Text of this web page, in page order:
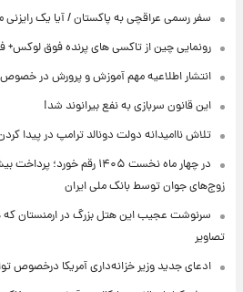
سفر رسمی عراقچی به پاکستان / آیا یک
رونمایی چین از تاکسی های پرنده فوق لوکس+
انتشار اطلاعیه مهم آموزش و پرورش در خصوص
این قانون سربازی به نفع بیرانوند شد!
تلاش ناامیدانه‌ دولت دونالد ترامپ در پیدا
زوج‌های جوان توسط بانک ملی ایران
سرنوشت عجیب این هتل بزرگ در ارمنستان که
تصاویر
ادعای جدید وزیر خزانه‌داری آمریکا درخصوص